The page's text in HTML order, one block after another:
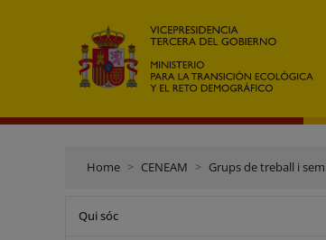
Home CENEAM Grups de treball i
Qui sóc